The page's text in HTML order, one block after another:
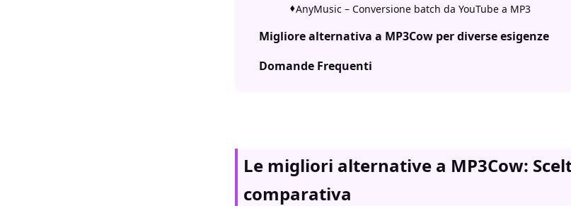
AnyMusic – Conversione batch da YouTube a MP3
Migliore alternativa a MP3Cow per diverse esigenze
Domande Frequenti
Le migliori alternative a MP3Cow:
comparativa